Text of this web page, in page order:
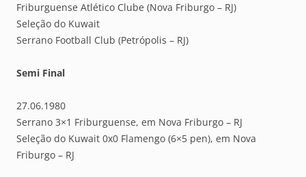
Friburguense Atlético Clube (Nova Friburgo – RJ)
Seleção do Kuwait
Serrano Football Club (Petrópolis – RJ)
Semi Final
27.06.1980
Serrano 3×1 Friburguense, em Nova Friburgo – RJ
Seleção do Kuwait 0x0 Flamengo (6×5 pen), em Nova
Friburgo – RJ